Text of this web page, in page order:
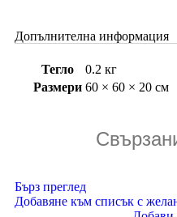
Допълнителна информация
Тегло
0.2 кг
Размери 60 × 60 × 20 см
Бърз преглед
Добавяне към списък с